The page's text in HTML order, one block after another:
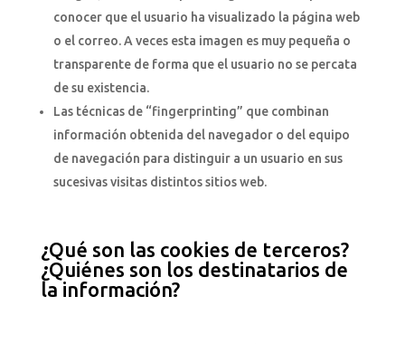
conocer que el usuario ha visualizado la página web
o el correo. A veces esta imagen es muy pequeña o
transparente de forma que el usuario no se percata
de su existencia.
Las técnicas de “fingerprinting” que combinan
información obtenida del navegador o del equipo
de navegación para distinguir a un usuario en sus
sucesivas visitas distintos sitios web.
¿Qué son las cookies de terceros?
¿Quiénes son los destinatarios de
la información?